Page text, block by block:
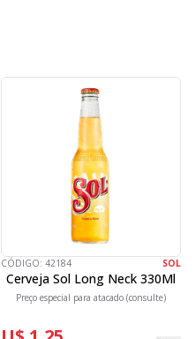
CÓDIGO: 42184 SOL
Cerveja Sol Long Neck 330Ml
Preço especial para atacado (consulte)